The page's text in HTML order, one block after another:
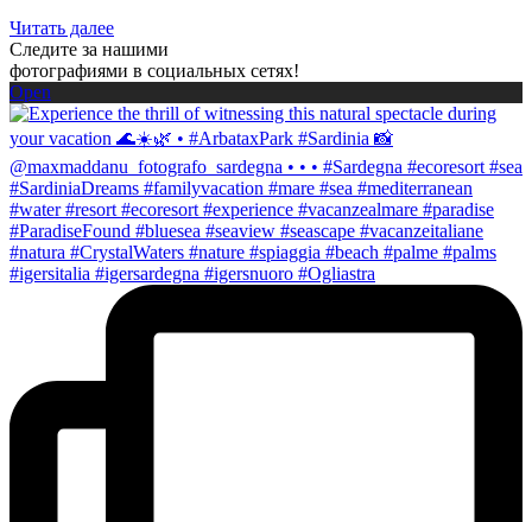
Читать далее
Следите за нашими
фотографиями в социальных сетях!
Open